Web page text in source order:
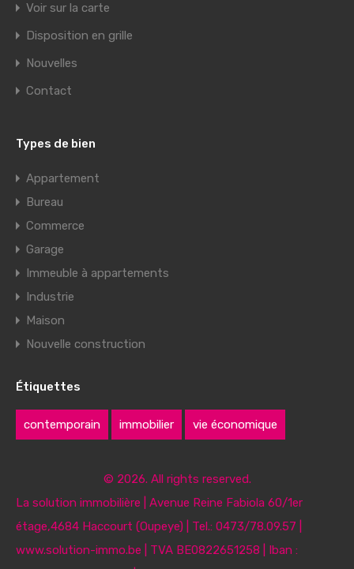
Voir sur la carte
Disposition en grille
Nouvelles
Contact
Types de bien
Appartement
Bureau
Commerce
Garage
Immeuble à appartements
Industrie
Maison
Nouvelle construction
Étiquettes
contemporain immobilier vie économique
© 2026. All rights reserved.
La solution immobilière | Avenue Reine Fabiola 60/1er
étage,4684 Haccourt (Oupeye) | Tel.: 0473/78.09.57 |
www.solution-immo.be | TVA BE0822651258 | Iban :